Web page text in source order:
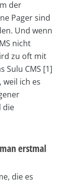
der
Pager sind
Und wenn
nicht
zu oft mit
Sulu CMS [1]
weil ich es
die
erstmal
die es